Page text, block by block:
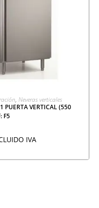
, Neveras verticales
PUERTA VERTICAL (550
F5
IVA